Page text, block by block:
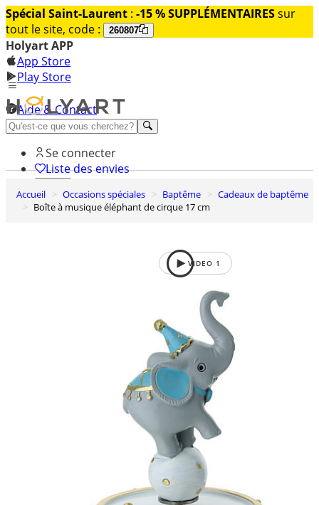
Spécial Saint-Laurent : -15 % SUPPLÉMENTAIRESsur
tout le site, code :
260807
Holyart APP
App Store
Play Store
Aide & Contact
Découvrez Premium
Se connecter
Liste des envies
0
Panier
Accueil Occasions spéciales Baptême
Cadeaux de baptême
Boîte à musique éléphant de cirque 17 cm
VIDEO 1